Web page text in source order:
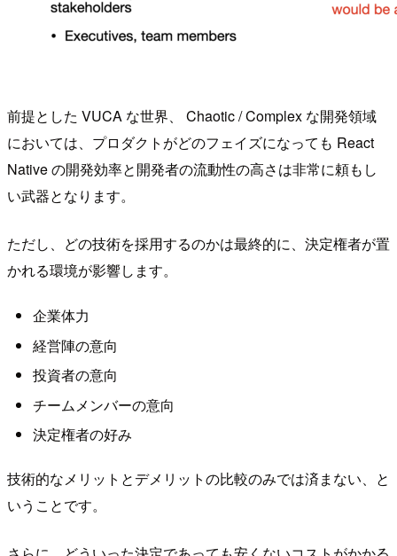
前提とした VUCA な世界、 Chaotic / Complex な開発領域
においては、プロダクトがどのフェイズになっても React
Native の開発効率と開発者の流動性の高さは非常に頼もし
い武器となります。
ただし、どの技術を採用するのかは最終的に、決定権者が置
かれる環境が影響します。
企業体力
経営陣の意向
投資者の意向
チームメンバーの意向
決定権者の好み
技術的なメリットとデメリットの比較のみでは済まない、と
いうことです。